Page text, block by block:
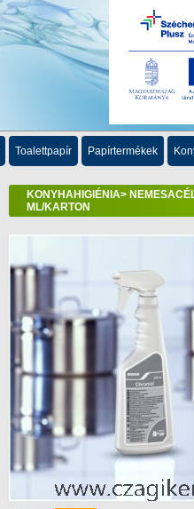
Toalettpapír Papírtermékek
KONYHAHIGIÉNIA>
ML/KARTON